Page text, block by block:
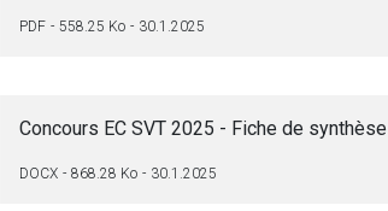
PDF 558.25 Ko 30.1.2025
Concours EC SVT 2025 - Fiche de synthèse
DOCX 868.28 Ko 30.1.2025